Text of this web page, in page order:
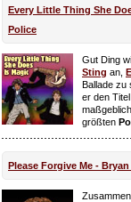
Every Little Thing She
Police
Gut Ding
Sting an,
Ballade zu
er den
größten
Please Forgive Me -